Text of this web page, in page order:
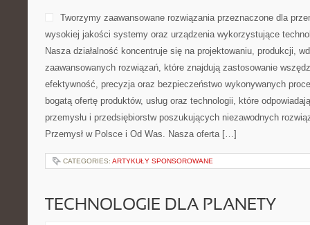
Tworzymy zaawansowane rozwiązania przeznaczone dla
wysokiej jakości systemy oraz urządzenia wykorzystujące
Nasza działalność koncentruje się na projektowaniu, produkcji,
zaawansowanych rozwiązań, które znajdują zastosowanie
efektywność, precyzja oraz bezpieczeństwo wykonywanych
bogatą ofertę produktów, usług oraz technologii, które
przemysłu i przedsiębiorstw poszukujących niezawodnych
Przemysł w Polsce i Od Was. Nasza oferta […]
CATEGORIES: ARTYKUŁY SPONSOROWANE
TECHNOLOGIE DLA PLANETY